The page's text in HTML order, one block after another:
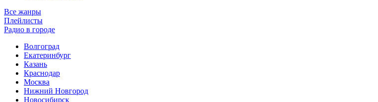
Все жанры
Плейлисты
Радио в городе
Волгоград
Екатеринбург
Казань
Краснодар
Москва
Нижний Новгород
Новосибирск